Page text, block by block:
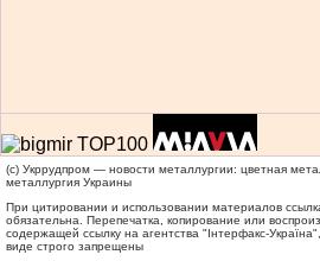
(c) Укррудпром — новости металлургии: цветная
металлургия Украины
При цитировании и использовании материалов
обязательна. Перепечатка, копирование или
содержащей ссылку на агентства "Iнтерфакс-
виде строго запрещены